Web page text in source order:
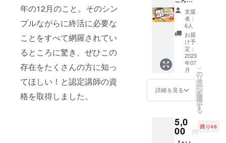
年の12月のこと。そのシン
プルながらに終活に必要な
ことをすべて網羅されてい
るところに驚き、ぜひこの
存在をたくさんの方に知っ
てほしい！と認定講師の資
格を取得しました。
イにも誕
生。
.com/us
/podcas
t/id1565
261783
お名前
を呼ぶ
回は事
前にお
知らせ
いたし
ます。
と聴い
てくだ
さい
たのお
名前を
掲載い
たしま
す！ 動
画視聴
者さま
にPRで
きま
す。
https://
www.yo
nnel/UC
oAX76o
9wDNN
書🄬』
グルー
プ】
ALL『
ゆいご
ん白書
🄬』の
作成講
座を
Zoomで
行いま
す。 5
名程度
ループ
開催と
なりま
支援
者：
6人
お届
け予
定：
2023
年07
月
詳細を見る
こ
の
リ
タ
ー
ン
を
選
択
す
る
5,0
00 円
残り48